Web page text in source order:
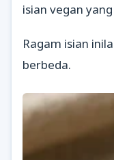
isian vegan
Ragam isian
berbeda.